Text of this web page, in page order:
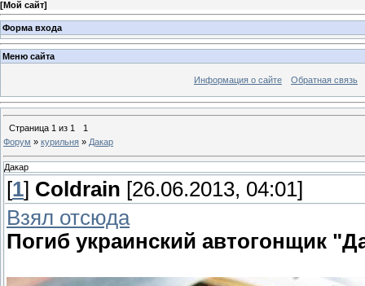
[Мой сайт]
Форма входа
Меню сайта
Информация о сайте Обратная связь
Страница 1 из 1
1
Форум » курильня » Дакар
Дакар
[1] Coldrain [26.06.2013, 04:01]
Взял отсюда
Погиб украинский автогонщик